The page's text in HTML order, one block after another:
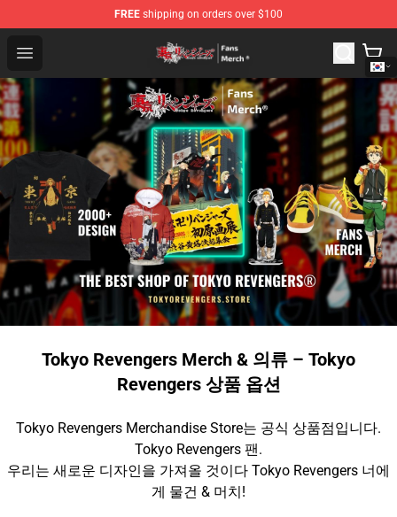
FREE shipping on orders over $100
Open menu
Tokyo Revengers Store - Official Tokyo Revengers
Tokyo Revengers Merch & 의류 – Tokyo
Revengers 상품 옵션
Tokyo Revengers Merchandise Store는 공식 상품점입니다.
Tokyo Revengers 팬.
우리는 새로운 디자인을 가져올 것이다 Tokyo Revengers 너에
게 물건 & 머치!